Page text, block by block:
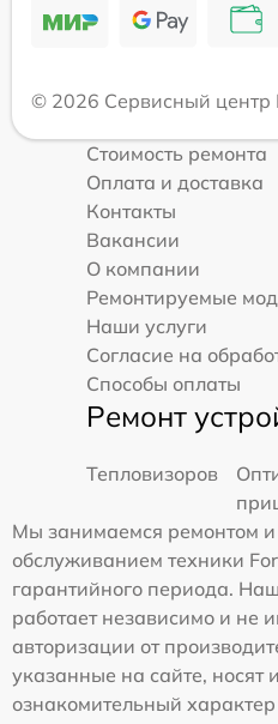
© 2026 Сервисный центр
Стоимость ремонта
Оплата и доставка
Контакты
Вакансии
О компании
Ремонтируемые
Наши услуги
Согласие на
Способы оплаты
Ремонт
Тепловизоров
Мы занимаемся ремонтом и
обслуживанием техники
гарантийного периода.
работает независимо и не
авторизации от
указанные на сайте, носят
ознакомительный